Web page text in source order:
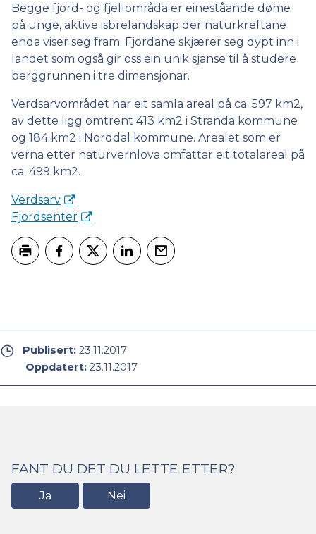
Begge fjord- og fjellområda er eineståande døme
på unge, aktive isbrelandskap der naturkreftane
enda viser seg fram. Fjordane skjærer seg dypt inn i
landet som også gir oss ein unik sjanse til å studere
berggrunnen i tre dimensjonar.
Verdsarvområdet har eit samla areal på ca. 597 km2,
av dette ligg omtrent 413 km2 i Stranda kommune
og 184 km2 i Norddal kommune. Arealet som er
verna etter naturvernlova omfattar eit totalareal på
ca. 499 km2.
Verdsarv
Fjordsenter
Publisert: 23.11.2017
Oppdatert: 23.11.2017
FANT DU DET DU LETTE ETTER?
Ja Nei